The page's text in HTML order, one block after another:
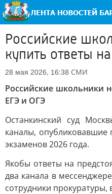
Российские
купить ответы
28 мая 2026, 16:38 СМИ
Российские школьники
ЕГЭ и ОГЭ
Останкинский суд
каналы, опубликовавшие
экзаменов 2026 года.
Якобы ответы на
два канала в
сотрудники